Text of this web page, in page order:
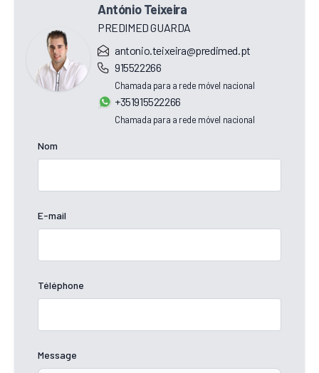
António Teixeira
PREDIMED GUARDA
antonio.teixeira@predimed.pt
915522266
Chamada para a rede móvel nacional
+351915522266
Chamada para a rede móvel nacional
Nom
E-mail
Téléphone
Message